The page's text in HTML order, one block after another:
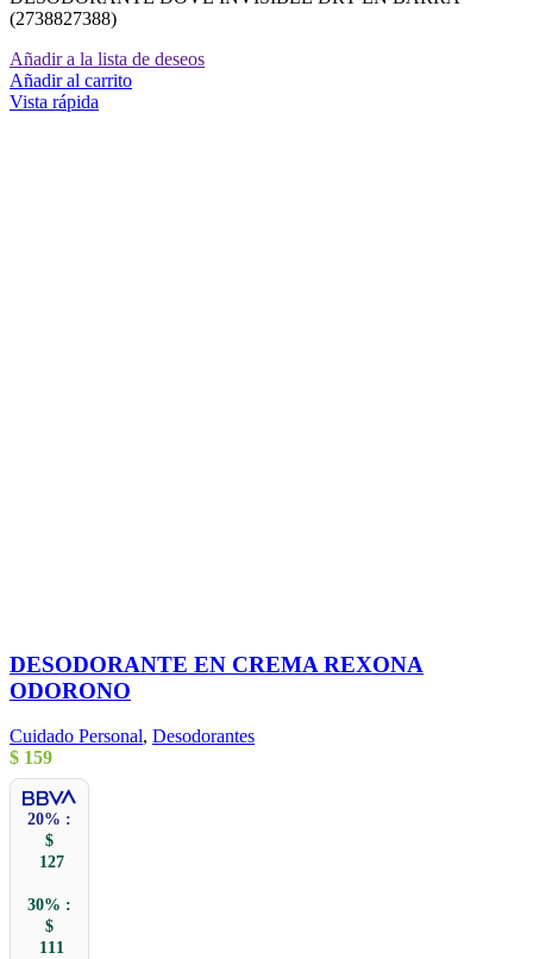
(2738827388)
Añadir a la lista de deseos
Añadir al carrito
Vista rápida
DESODORANTE EN CREMA REXONA
ODORONO
Cuidado Personal, Desodorantes
$ 159
20% :
$
127
30% :
$
111